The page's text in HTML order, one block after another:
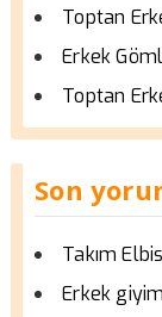
Toptan
Erkek
Toptan
Son
Takım
Erkek